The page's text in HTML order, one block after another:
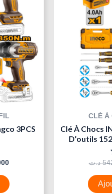
3PCS
CLÉ À
Clé À Chocs
D’outils
د.ت